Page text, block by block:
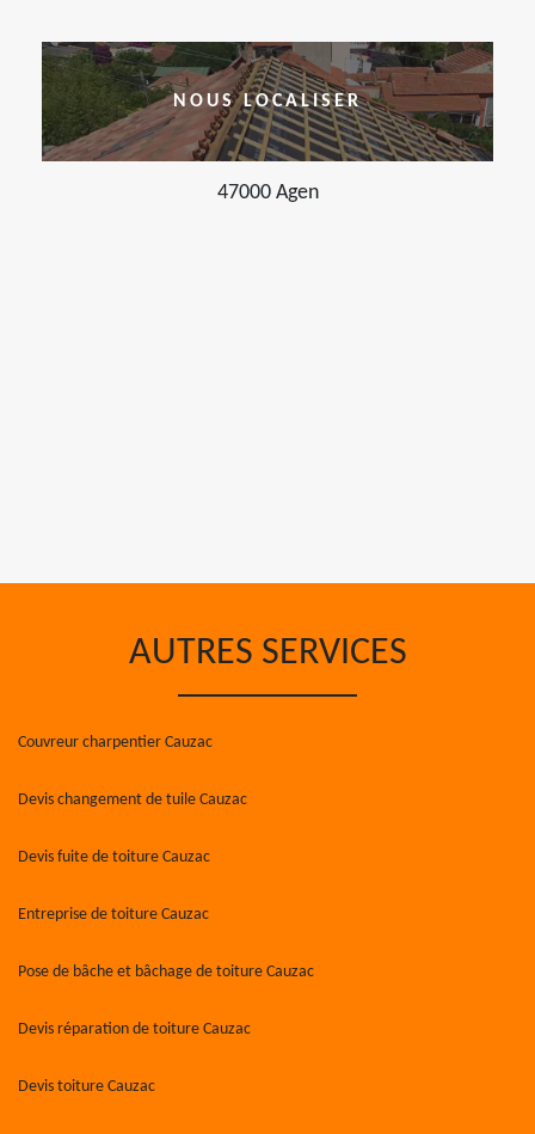
NOUS LOCALISER
47000 Agen
AUTRES SERVICES
Couvreur charpentier Cauzac
Devis changement de tuile Cauzac
Devis fuite de toiture Cauzac
Entreprise de toiture Cauzac
Pose de bâche et bâchage de toiture Cauzac
Devis réparation de toiture Cauzac
Devis toiture Cauzac